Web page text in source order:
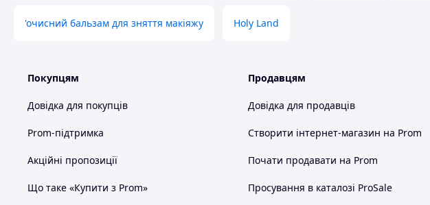
'очисний бальзам для зняття макіяжу Holy Land
Покупцям
Довідка для покупців
Prom-підтримка
Акційні пропозиції
Що таке «Купити з Prom»
Продавцям
Довідка для продавців
Створити інтернет-магазин на Prom
Почати продавати на Prom
Просування в каталозі ProSale